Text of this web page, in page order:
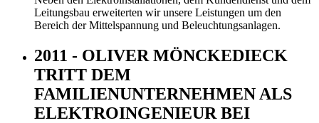
Leitungsbau erweiterten wir unsere Leistungen um den
Bereich der Mittelspannung und Beleuchtungsanlagen.
2011 - OLIVER MÖNCKEDIECK
TRITT DEM
FAMILIENUNTERNEHMEN ALS
ELEKTROINGENIEUR BEI